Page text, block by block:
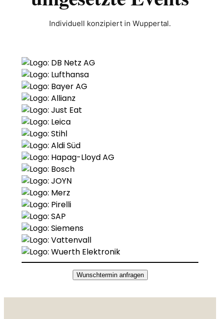
Individuell konzipiert in Wuppertal.
Wunschtermin anfragen